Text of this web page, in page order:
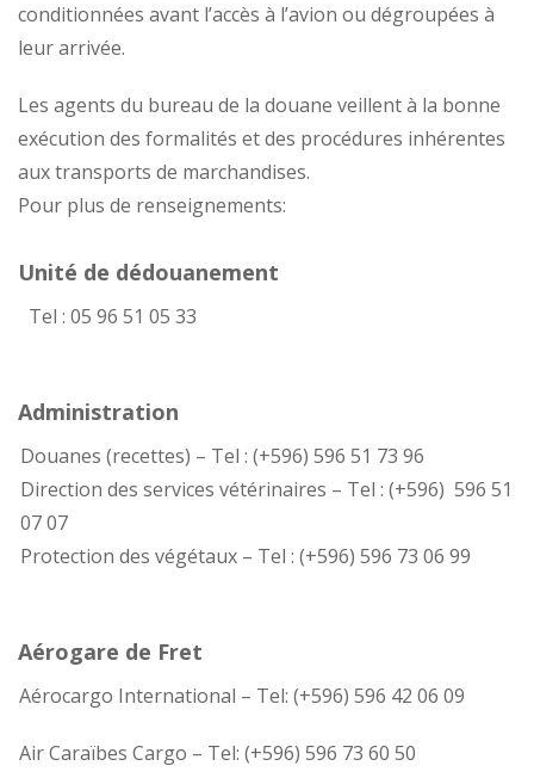
conditionnées avant l’accès à l’avion ou dégroupées à
leur arrivée.
Les agents du bureau de la douane veillent à la bonne
exécution des formalités et des procédures inhérentes
aux transports de marchandises.
Pour plus de renseignements:
Unité de dédouanement
Tel : 05 96 51 05 33
Administration
Douanes (recettes) – Tel : (+596) 596 51 73 96
Direction des services vétérinaires – Tel : (+596) 596 51
07 07
Protection des végétaux – Tel : (+596) 596 73 06 99
Aérogare de Fret
Aérocargo International – Tel: (+596) 596 42 06 09
Air Caraïbes Cargo – Tel: (+596) 596 73 60 50